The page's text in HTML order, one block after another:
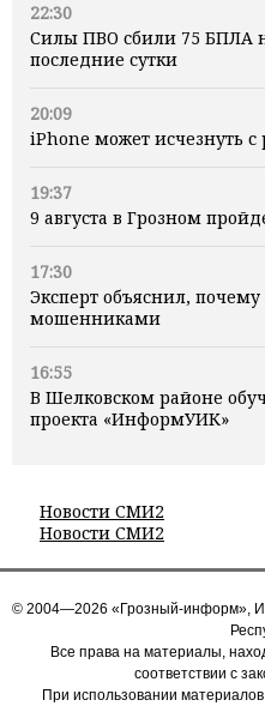
22:30
Силы ПВО сбили 75 БПЛА
последние сутки
20:09
iPhone может исчезнуть с
19:37
9 августа в Грозном
17:30
Эксперт объяснил,
мошенниками
16:55
В Шелковском районе
проекта «ИнформУИК»
Новости СМИ2
Новости СМИ2
© 2004—2026 «Грозный-информ»,
Все права на материалы,
соответствии с
При использовании